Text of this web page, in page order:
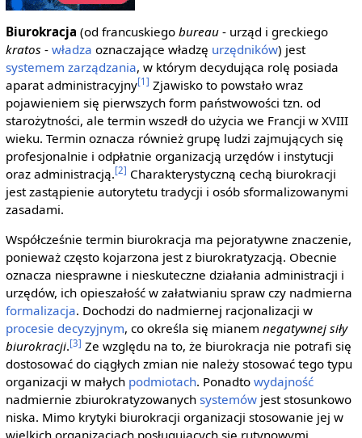
Biurokracja (od francuskiego bureau- urząd i greckiego
kratos - władza oznaczające władzę urzędników) jest
systemem zarządzania, w którym decydująca rolę posiada
aparat administracyjny[1] Zjawisko to powstało wraz
pojawieniem się pierwszych form państwowości tzn. od
starożytności, ale termin wszedł do użycia we Francji w XVIII
wieku. Termin oznacza również grupę ludzi zajmujących się
profesjonalnie i odpłatnie organizacją urzędów i instytucji
oraz administracją.[2] Charakterystyczną cechą biurokracji
jest zastąpienie autorytetu tradycji i osób sformalizowanymi
zasadami.
Współcześnie termin biurokracja ma pejoratywne znaczenie,
ponieważ często kojarzona jest z biurokratyzacją. Obecnie
oznacza niesprawne i nieskuteczne działania administracji i
urzędów, ich opieszałość w załatwianiu spraw czy nadmierna
formalizacja. Dochodzi do nadmiernej racjonalizacji w
procesie decyzyjnym, co określa się mianem negatywnej siły
biurokracji.[3] Ze względu na to, że biurokracja nie potrafi się
dostosować do ciągłych zmian nie należy stosować tego typu
organizacji w małych podmiotach. Ponadto wydajność
nadmiernie zbiurokratyzowanych systemówjest stosunkowo
niska. Mimo krytyki biurokracji organizacji stosowanie jej w